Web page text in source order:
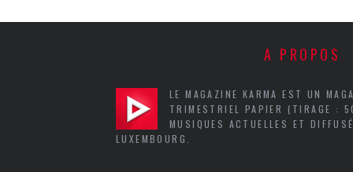
A PROPOS
LE MAGAZINE KARMA EST UN
TRIMESTRIEL PAPIER (TIRAGE :
MUSIQUES ACTUELLES ET
LUXEMBOURG.